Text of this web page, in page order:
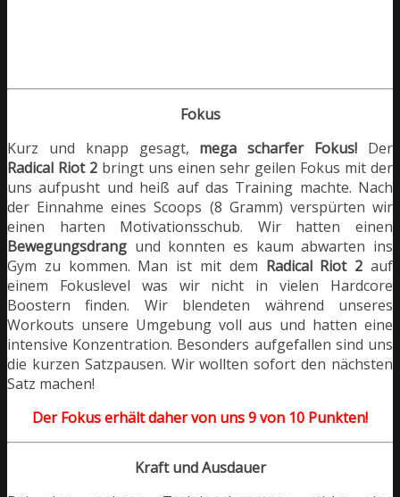
Fokus
Kurz und knapp gesagt, mega scharfer Fokus! Der
Radical Riot 2 bringt uns einen sehr geilen Fokus mit der
uns aufpusht und heiß auf das Training machte. Nach
der Einnahme eines Scoops (8 Gramm) verspürten wir
einen harten Motivationsschub. Wir hatten einen
Bewegungsdrang und konnten es kaum abwarten ins
Gym zu kommen. Man ist mit dem Radical Riot 2 auf
einem Fokuslevel was wir nicht in vielen Hardcore
Boostern finden. Wir blendeten während unseres
Workouts unsere Umgebung voll aus und hatten eine
intensive Konzentration. Besonders aufgefallen sind uns
die kurzen Satzpausen. Wir wollten sofort den nächsten
Satz machen!
Der Fokus erhält daher von uns 9 von 10 Punkten!
Kraft und Ausdauer